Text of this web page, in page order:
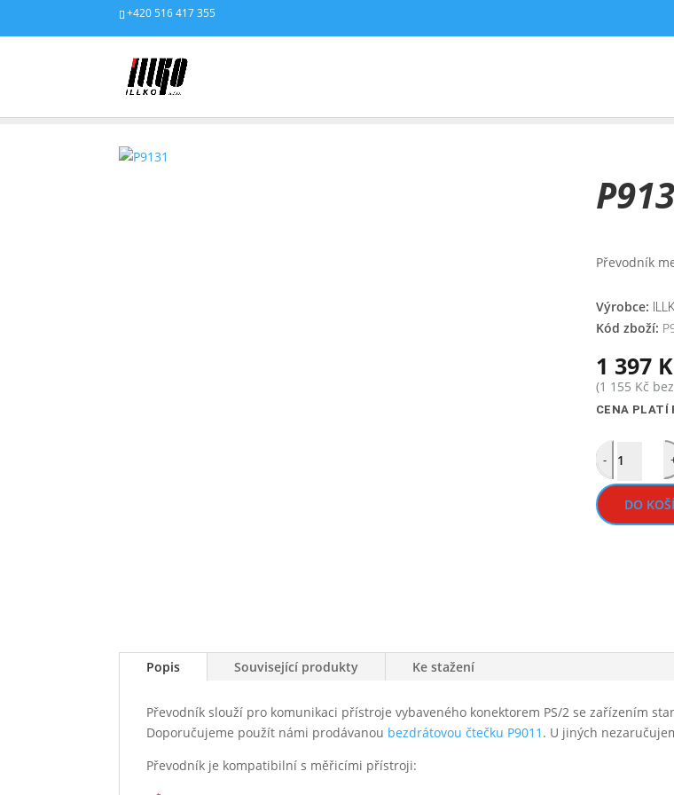
+420 516 417 355
Převodník
Kód zboží:
Výrobce:
1 397
(1 155 Kč
CENA PLATÍ
Quantity
-
DO
Popis Související produkty Ke stažení
Převodník slouží pro komunikaci přístroje vybaveného konektorem PS/2 se zařízením
Doporučujeme použít námi prodávanou bezdrátovou čtečku P9011 . U jiných
Převodník je kompatibilní s měřicími přístroji: